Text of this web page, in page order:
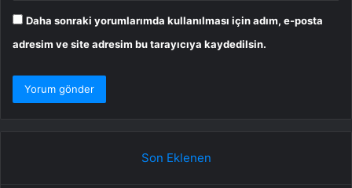
Daha sonraki yorumlarımda kullanılması için adım, e-posta
adresim ve site adresim bu tarayıcıya kaydedilsin.
Son Eklenen